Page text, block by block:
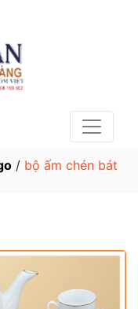
/ bộ ấm chén bát